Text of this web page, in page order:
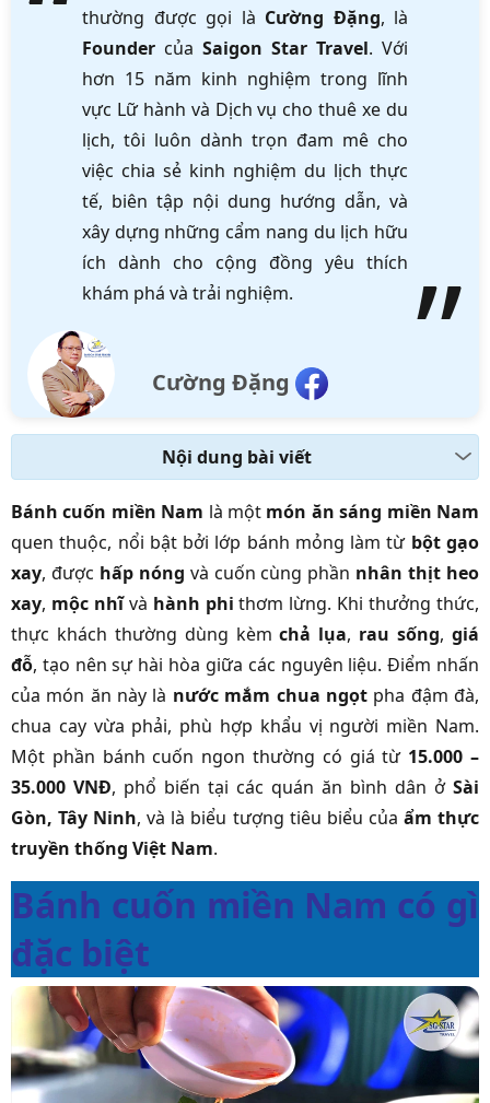
thường được gọi là Cường Đặng, là
Founder của Saigon Star Travel. Với
hơn 15 năm kinh nghiệm trong lĩnh
vực Lữ hành và Dịch vụ cho thuê xe du
lịch, tôi luôn dành trọn đam mê cho
việc chia sẻ kinh nghiệm du lịch thực
tế, biên tập nội dung hướng dẫn, và
xây dựng những cẩm nang du lịch hữu
ích dành cho cộng đồng yêu thích
khám phá và trải nghiệm.
Cường Đặng
Nội dung bài viết
Bánh cuốn miền Nam là một món ăn sáng miền Nam
quen thuộc, nổi bật bởi lớp bánh mỏng làm từ bột gạo
xay, được hấp nóng và cuốn cùng phần nhân thịt heo
xay, mộc nhĩvà hành phi thơm lừng. Khi thưởng thức,
thực khách thường dùng kèmchả lụa, rau sống,giá
đỗ, tạo nên sự hài hòa giữa các nguyên liệu. Điểm nhấn
của món ăn này là nước mắm chua ngọtpha đậm đà,
chua cay vừa phải, phù hợp khẩu vị người miền Nam.
Một phần bánh cuốn ngon thường có giá từ 15.000 –
35.000 VNĐ, phổ biến tại các quán ăn bình dân ở Sài
Gòn, Tây Ninh, và là biểu tượng tiêu biểu của ẩm thực
truyền thống Việt Nam.
Bánh cuốn miền Nam có gì
đặc biệt